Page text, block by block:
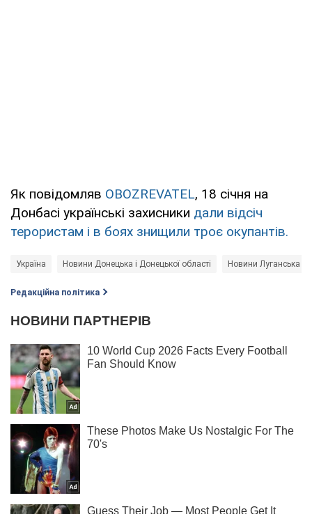
Як повідомляв OBOZREVATEL, 18 січня на
Донбасі українські захисники дали відсіч
терористам і в боях знищили троє окупантів.
Україна Новини Донецька і Донецької області Новини Луганська і
Редакційна політика